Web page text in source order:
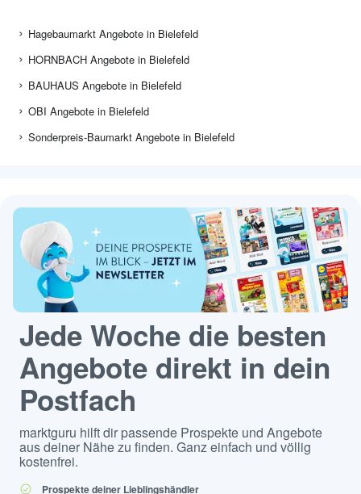
Hagebaumarkt Angebote in Bielefeld
HORNBACH Angebote in Bielefeld
BAUHAUS Angebote in Bielefeld
OBI Angebote in Bielefeld
Sonderpreis-Baumarkt Angebote in Bielefeld
Jede Woche die besten
Angebote direkt in dein
Postfach
marktguru hilft dir passende Prospekte und Angebote
aus deiner Nähe zu finden. Ganz einfach und völlig
kostenfrei.
Prospekte deiner Lieblingshändler